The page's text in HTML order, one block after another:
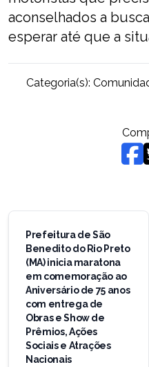
aconselhados a
esperar até que a
Categoria(s):
Navegação
Post
Prefeitura de São
Benedito do Rio Preto
(MA) inicia maratona
em comemoração ao
Aniversário de 75 anos
com entrega de
Obras e Show de
Prêmios, Ações
Sociais e Atrações
Nacionais